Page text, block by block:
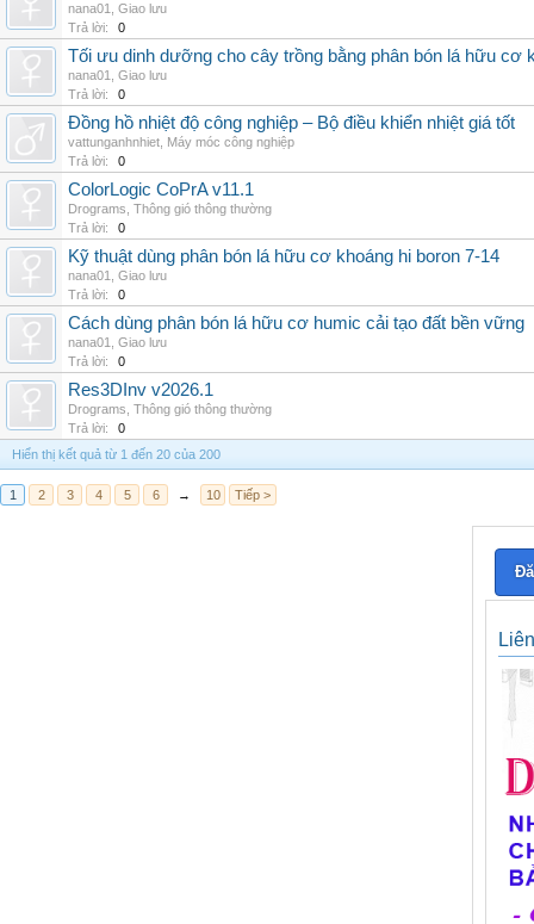
nana01
Giao lưu
Trả lời:
0
Tối ưu dinh dưỡng cho cây trồng bằng phân bón lá hữu cơ
nana01
Giao lưu
Trả lời:
0
Đồng hồ nhiệt độ công nghiệp – Bộ điều khiển nhiệt giá tốt
vattunganhnhiet Máy móc công nghiệp
Trả lời:
0
ColorLogic CoPrA v11.1
Drograms Thông gió thông thường
Trả lời:
0
Kỹ thuật dùng phân bón lá hữu cơ khoáng hi boron 7-14
nana01
Giao lưu
Trả lời:
0
Cách dùng phân bón lá hữu cơ humic cải tạo đất bền vững
nana01
Giao lưu
Trả lời:
0
Res3DInv v2026.1
Drograms Thông gió thông thường
Trả lời:
0
Hiển thị kết quả từ 1 đến 20 của 200
1 2 3 4 5 6 → 10 Tiếp >